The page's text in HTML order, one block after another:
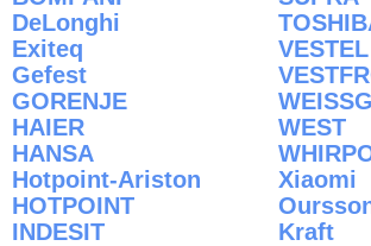
DeLonghi
Exiteq
Gefest
GORENJE
HAIER
HANSA
Hotpoint-Ariston
HOTPOINT
INDESIT
VESTEL
WEST
Xiaomi
Kraft